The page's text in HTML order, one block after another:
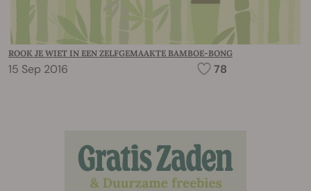
ROOK JE WIET IN EEN ZELFGEMAAKTE BAMBOE-BONG
15 Sep 2016 78